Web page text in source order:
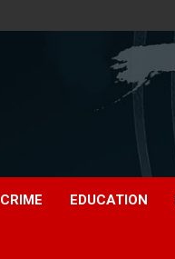
CRIME EDUCATION